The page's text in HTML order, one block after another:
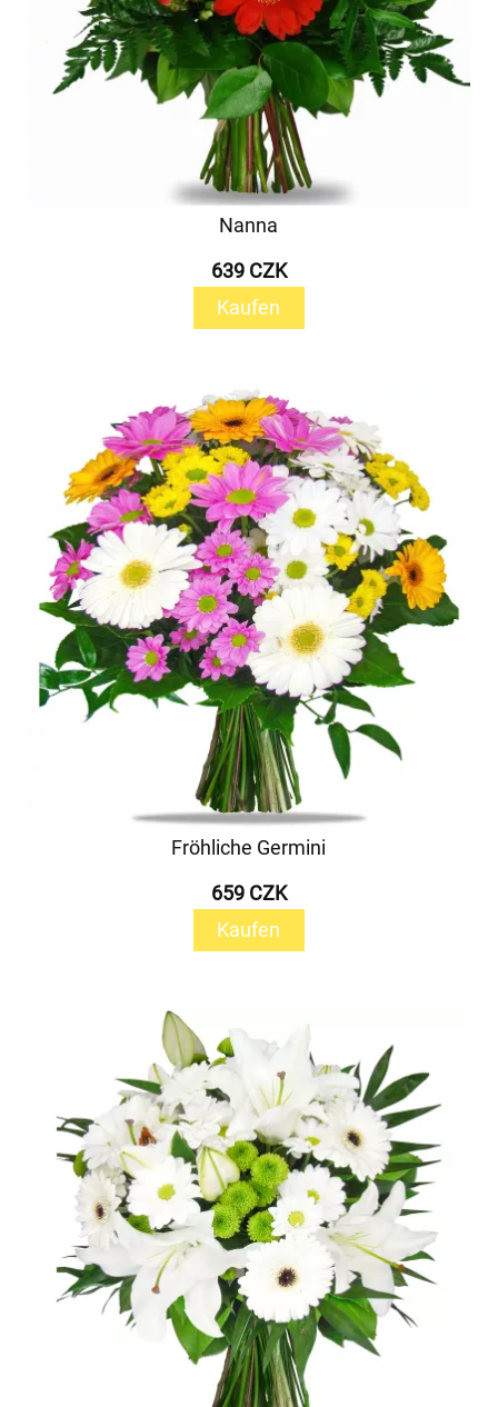
Nanna
639 CZK
Kaufen
Fröhliche Germini
659 CZK
Kaufen